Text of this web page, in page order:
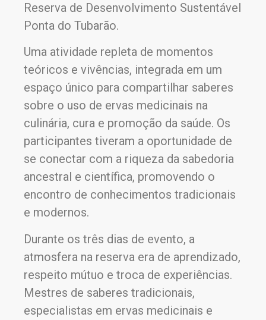
Reserva de Desenvolvimento Sustentável
Ponta do Tubarão.
Uma atividade repleta de momentos
teóricos e vivências, integrada em um
espaço único para compartilhar saberes
sobre o uso de ervas medicinais na
culinária, cura e promoção da saúde. Os
participantes tiveram a oportunidade de
se conectar com a riqueza da sabedoria
ancestral e científica, promovendo o
encontro de conhecimentos tradicionais
e modernos.
Durante os três dias de evento, a
atmosfera na reserva era de aprendizado,
respeito mútuo e troca de experiências.
Mestres de saberes tradicionais,
especialistas em ervas medicinais e